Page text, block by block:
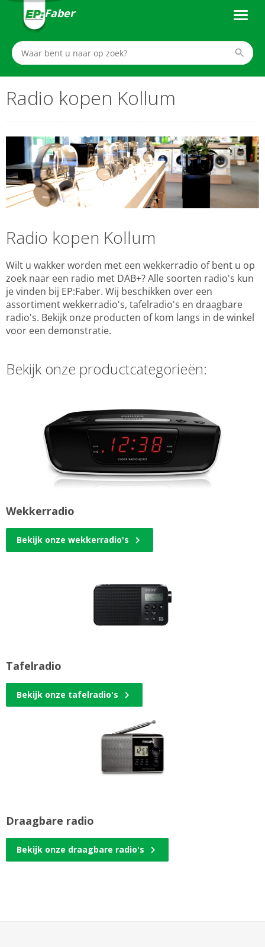
Faber
Radio kopen Kollum
Radio kopen Kollum
Wilt u wakker worden met een wekkerradio of bent u op
zoek naar een radio met DAB+? Alle soorten radio's kun
je vinden bij EP:Faber. Wij beschikken over een
assortiment wekkerradio's, tafelradio's en draagbare
radio's. Bekijk onze producten of kom langs in de winkel
voor een demonstratie.
Bekijk onze productcategorieën:
Wekkerradio
Bekijk onze wekkerradio's
Tafelradio
Bekijk onze tafelradio's
Draagbare radio
Bekijk onze draagbare radio's